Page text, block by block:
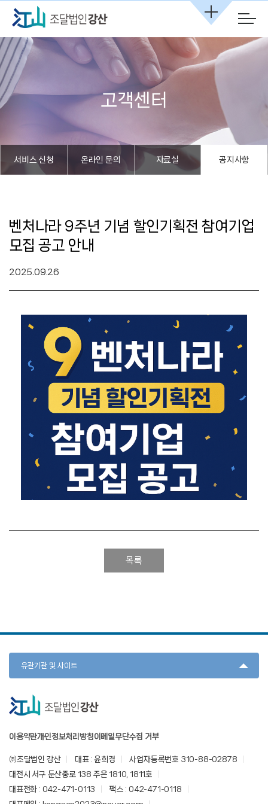
본문 바로가기
고객센터
서비스 신청 온라인 문의 자료실 공지사항
벤처나라 9주년 기념 할인기획전 참여기업
모집 공고 안내
2025.09.26
목록
이용약관개인정보처리방침이메일무단수집 거부
㈜조달법인 강산 대표 : 윤희경
사업자등록번호 310-88-02878
대전시 서구 둔산중로 138 주은 1810, 1811호
대표전화 : 042-471-0113
팩스 : 042-471-0118
유관기관 및 사이트